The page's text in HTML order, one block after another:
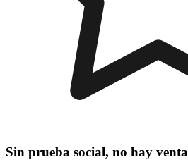
Sin prueba social, no hay venta